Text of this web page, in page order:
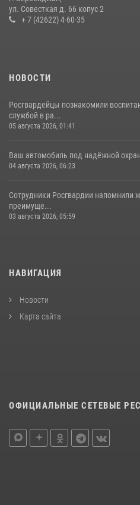
21 июля 2026, 04:18
ул. Совесткая д. 66 копус 2
+ 7 (42622) 4-60-35
НОВОСТИ
Росгвардейцы познакомили
службой в ра...
05 августа 2026, 01:41
Ваш автомобиль под надёжной
04 августа 2026, 06:23
Сотрудники Росгвардии напомнили
преимуще...
03 августа 2026, 05:59
НАВИГАЦИЯ
Новости
Карта сайта
ОФИЦИАЛЬНЫЕ СЕТЕВЫЕ